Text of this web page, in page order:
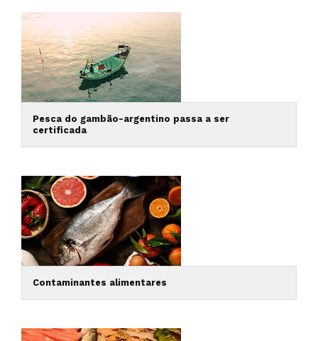
Pesca do gambão-argentino passa a ser
certificada
Contaminantes alimentares